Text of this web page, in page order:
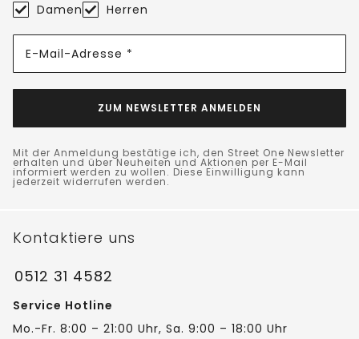
Damen Herren
E-Mail-Adresse *
ZUM NEWSLETTER ANMELDEN
Mit der Anmeldung bestätige ich, den Street One Newsletter
erhalten und über Neuheiten und Aktionen per E-Mail
informiert werden zu wollen. Diese Einwilligung kann
jederzeit widerrufen werden.
Kontaktiere uns
0512 31 4582
Service Hotline
Mo.-Fr. 8:00 – 21:00 Uhr, Sa. 9:00 – 18:00 Uhr